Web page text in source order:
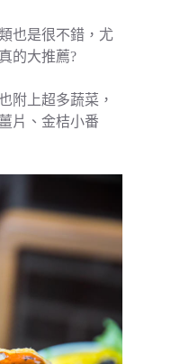
也是很不錯，尤
的大推薦?
附上超多蔬菜，
片、金桔小番